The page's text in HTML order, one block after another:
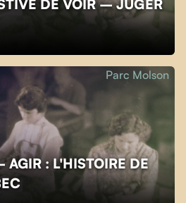
DE VOIR – JUGER
: L'HISTOIRE DE
Parc Molson